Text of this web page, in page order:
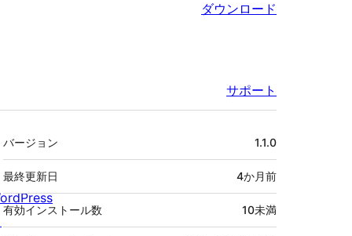
ダウンロード
サポート
メ
タ
バージョン 1.1.0
最終更新日 4か月前
有効インストール数 10未満